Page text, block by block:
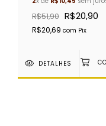
R$51,90 R$20,90
R$20,69 com Pix
DETALHES